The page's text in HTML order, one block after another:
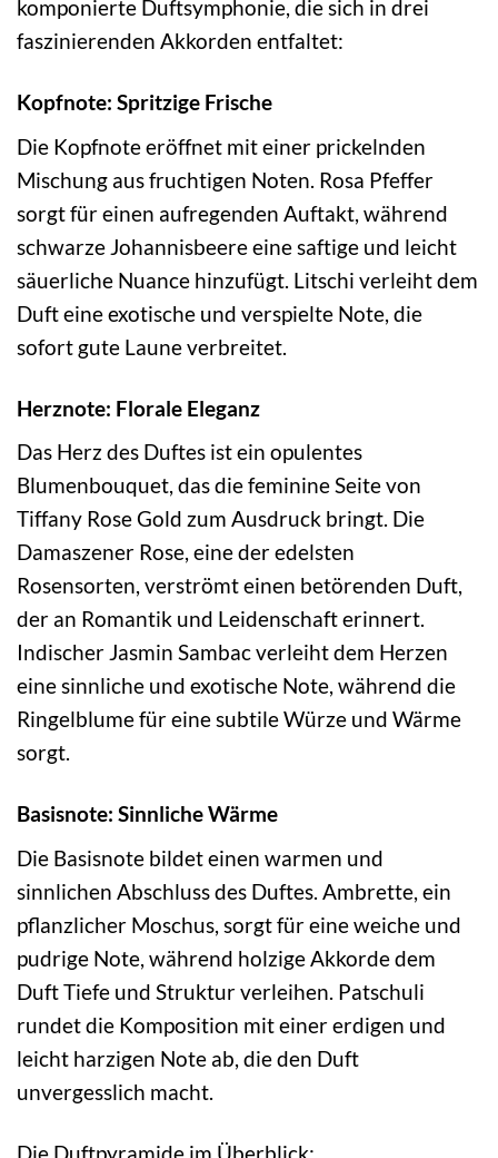
komponierte Duftsymphonie, die sich in drei
faszinierenden Akkorden entfaltet:
Kopfnote: Spritzige Frische
Die Kopfnote eröffnet mit einer prickelnden
Mischung aus fruchtigen Noten. Rosa Pfeffer
sorgt für einen aufregenden Auftakt, während
schwarze Johannisbeere eine saftige und leicht
säuerliche Nuance hinzufügt. Litschi verleiht dem
Duft eine exotische und verspielte Note, die
sofort gute Laune verbreitet.
Herznote: Florale Eleganz
Das Herz des Duftes ist ein opulentes
Blumenbouquet, das die feminine Seite von
Tiffany Rose Gold zum Ausdruck bringt. Die
Damaszener Rose, eine der edelsten
Rosensorten, verströmt einen betörenden Duft,
der an Romantik und Leidenschaft erinnert.
Indischer Jasmin Sambac verleiht dem Herzen
eine sinnliche und exotische Note, während die
Ringelblume für eine subtile Würze und Wärme
sorgt.
Basisnote: Sinnliche Wärme
Die Basisnote bildet einen warmen und
sinnlichen Abschluss des Duftes. Ambrette, ein
pflanzlicher Moschus, sorgt für eine weiche und
pudrige Note, während holzige Akkorde dem
Duft Tiefe und Struktur verleihen. Patschuli
rundet die Komposition mit einer erdigen und
leicht harzigen Note ab, die den Duft
unvergesslich macht.
Die Duftpyramide im Überblick: